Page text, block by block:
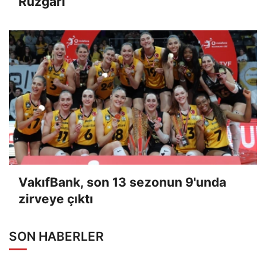
VakıfBank, son 13 sezonun 9'unda
zirveye çıktı
SON HABERLER